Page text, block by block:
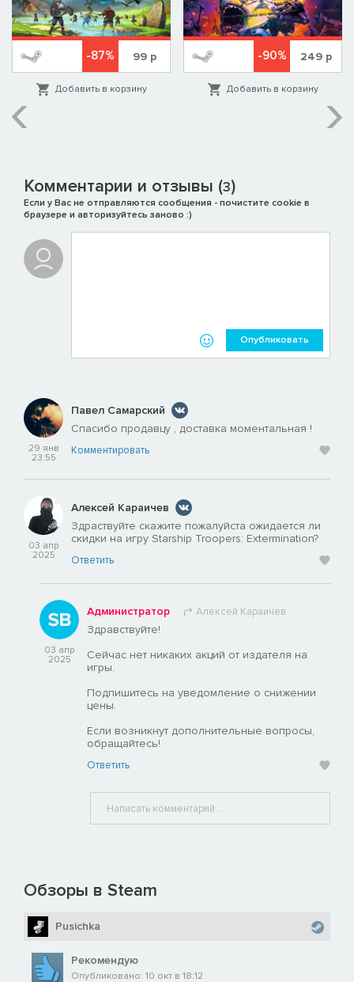
-87% 99р
Добавить в корзину
-90% 249р
Добавить в корзину
Комментарии и отзывы (3)
Если у Вас не отправляются сообщения - почистите cookie в
браузере и авторизуйтесь заново :)
Опубликовать
29 янв
23:55
Павел Самарский
Спасибо продавцу , доставка моментальная !
Комментировать
03 апр
2025
Алексей Караичев
Здраствуйте скажите пожалуйста ожидается ли
скидки на игру Starship Troopers: Extermination?
Ответить
03 апр
2025
Администратор Алексей Караичев
Здравствуйте!
Сейчас нет никаких акций от издателя на
игры.
Подпишитесь на уведомление о снижении
цены.
Если возникнут дополнительные вопросы,
обращайтесь!
Ответить
Обзоры в Steam
Pusichka
Рекомендую
Опубликовано: 10 окт в 18:12